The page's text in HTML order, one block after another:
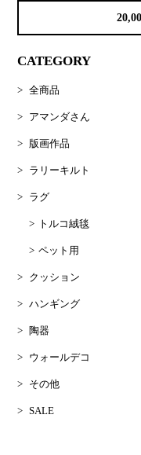
CATEGORY
全商品
アマンダさん
版画作品
ラリーキルト
ラグ
トルコ絨毯
ペット用
クッション
ハンギング
陶器
ウォールデコ
その他
SALE